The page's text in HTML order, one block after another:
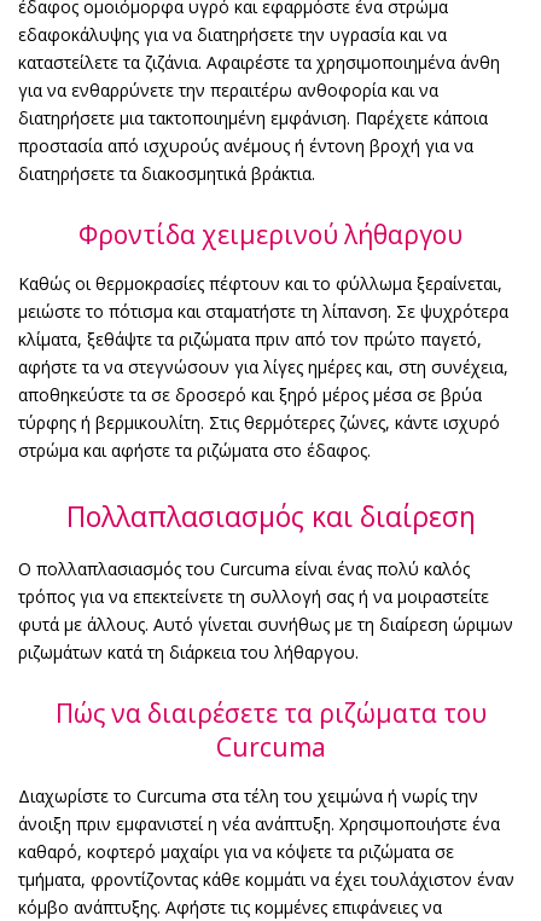
έδαφος ομοιόμορφα υγρό και εφαρμόστε ένα στρώμα
εδαφοκάλυψης για να διατηρήσετε την υγρασία και να
καταστείλετε τα ζιζάνια. Αφαιρέστε τα χρησιμοποιημένα άνθη
για να ενθαρρύνετε την περαιτέρω ανθοφορία και να
διατηρήσετε μια τακτοποιημένη εμφάνιση. Παρέχετε κάποια
προστασία από ισχυρούς ανέμους ή έντονη βροχή για να
διατηρήσετε τα διακοσμητικά βράκτια.
Φροντίδα χειμερινού λήθαργου
Καθώς οι θερμοκρασίες πέφτουν και το φύλλωμα ξεραίνεται,
μειώστε το πότισμα και σταματήστε τη λίπανση. Σε ψυχρότερα
κλίματα, ξεθάψτε τα ριζώματα πριν από τον πρώτο παγετό,
αφήστε τα να στεγνώσουν για λίγες ημέρες και, στη συνέχεια,
αποθηκεύστε τα σε δροσερό και ξηρό μέρος μέσα σε βρύα
τύρφης ή βερμικουλίτη. Στις θερμότερες ζώνες, κάντε ισχυρό
στρώμα και αφήστε τα ριζώματα στο έδαφος.
Πολλαπλασιασμός και διαίρεση
Ο πολλαπλασιασμός του Curcuma είναι ένας πολύ καλός
τρόπος για να επεκτείνετε τη συλλογή σας ή να μοιραστείτε
φυτά με άλλους. Αυτό γίνεται συνήθως με τη διαίρεση ώριμων
ριζωμάτων κατά τη διάρκεια του λήθαργου.
Πώς να διαιρέσετε τα ριζώματα του
Curcuma
Διαχωρίστε το Curcuma στα τέλη του χειμώνα ή νωρίς την
άνοιξη πριν εμφανιστεί η νέα ανάπτυξη. Χρησιμοποιήστε ένα
καθαρό, κοφτερό μαχαίρι για να κόψετε τα ριζώματα σε
τμήματα, φροντίζοντας κάθε κομμάτι να έχει τουλάχιστον έναν
κόμβο ανάπτυξης. Αφήστε τις κομμένες επιφάνειες να